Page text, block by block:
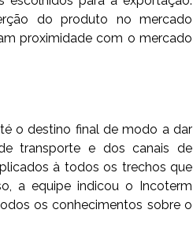
do produto no mercado
proximidade com o mercado
o destino final de modo a dar
transporte e dos canais de
à todos os trechos que
a equipe indicou o Incoterm
os conhecimentos sobre o